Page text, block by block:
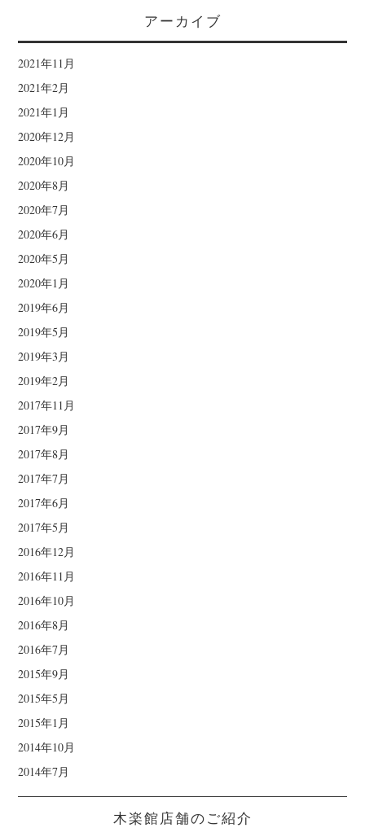
アーカイブ
2021年11月
2021年2月
2021年1月
2020年12月
2020年10月
2020年8月
2020年7月
2020年6月
2020年5月
2020年1月
2019年6月
2019年5月
2019年3月
2019年2月
2017年11月
2017年9月
2017年8月
2017年7月
2017年6月
2017年5月
2016年12月
2016年11月
2016年10月
2016年8月
2016年7月
2015年9月
2015年5月
2015年1月
2014年10月
2014年7月
木楽館店舗のご紹介